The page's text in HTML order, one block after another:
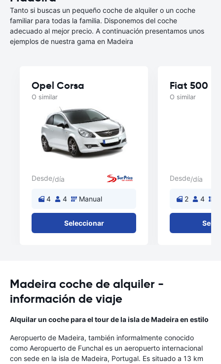
Tanto si buscas un pequeño coche de alquiler o un coche
familiar para todas la familia. Disponemos del coche
adecuado al mejor precio. A continuación presentamos unos
ejemplos de nuestra gama en Madeira
Opel Corsa
O similar
Desde/día
4 4 Manual
Seleccionar
Fiat 500
O similar
Desde/día
2 4
Madeira coche de alquiler -
información de viaje
Alquilar un coche para el tour de la isla de Madeira en estilo
Aeropuerto de Madeira, también informalmente conocido
como Aeropuerto de Funchal es un aeropuerto internacional
con sede en la isla de Madeira, Portugal. Es situado a 13 km